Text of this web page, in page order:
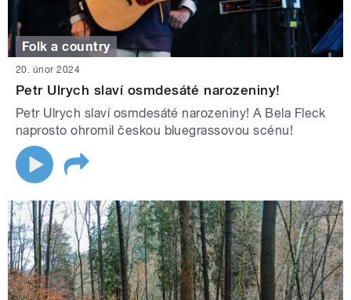
Folk a country
20. únor 2024
Petr Ulrych slaví osmdesáté narozeniny!
Petr Ulrych slaví osmdesáté narozeniny! A Bela Fleck
naprosto ohromil českou bluegrassovou scénu!